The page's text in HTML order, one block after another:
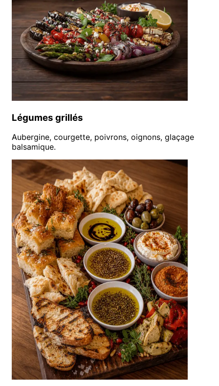
Légumes grillés
Aubergine, courgette, poivrons, oignons, glaçage
balsamique.